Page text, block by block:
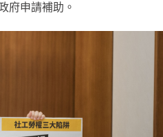
府申請補助。